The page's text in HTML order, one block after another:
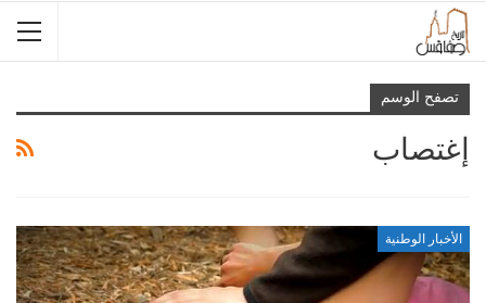
تصفح الوسم
إغتصاب
الأخبار الوطنية